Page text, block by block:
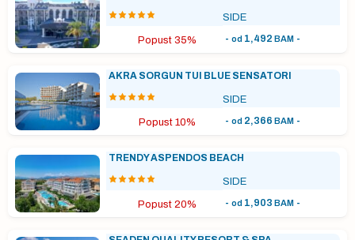
SIDE
Popust 35% - od 1,492 BAM-
AKRA SORGUN TUI BLUE SENSATORI
SIDE
Popust 10% - od 2,366 BAM-
TRENDY ASPENDOS BEACH
SIDE
Popust 20% - od 1,903 BAM-